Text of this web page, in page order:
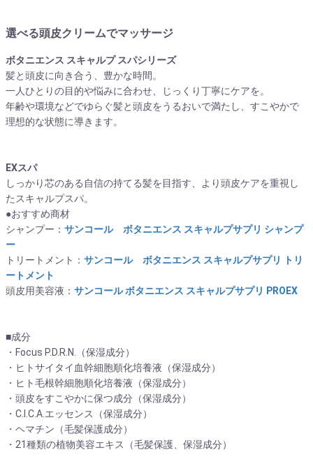
選べる頭皮クリームでマッサージ
ボタニエンス スキャルプ スパシリーズ
髪と頭皮に向き合う、豊かな時間。
一人ひとりの目的や悩みに合わせ、じっくり丁寧にケアを。
年齢や環境などでゆらぐ髪と頭皮をうるおいで満たし、すこやかで
理想的な状態に導きます。
EXスパ
しっかり芯のある自信の持てる髪を目指す、より頭皮ケアを重視し
たスキャルプスパ。
●おすすめ商材
シャンプー： サンコール ボタニエンス スキャルプサプリ シャンプ
ー
トリートメント： サンコール ボタニエンス スキャルプサプリ トリ
ートメント
頭皮用美容液： サンコール ボタニエンス スキャルプサプリ PROEX
■成分
・Focus P.D.R.N.（保湿成分）
・ヒトサイタイ血幹細胞順化培養液（保湿成分）
・ヒト毛根幹細胞順化培養液（保湿成分）
・頭皮をすこやかに保つ成分（保湿成分）
・C.I.C.A.エッセンス（保湿成分）
・ヘマチン（毛髪保護成分）
・21種類の植物美容エキス（毛髪保護、保湿成分）